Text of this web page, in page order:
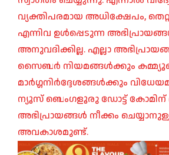
വ്യക്തിപരമായ അധിക്ഷേപം,
എന്നിവ ഉൾപ്പെടുന്ന
അനുവദിക്കില്ല. എല്ലാ
സൈബർ നിയമങ്ങൾക്കും
മാർഗ്ഗനിർദ്ദേശങ്ങൾക്കും
ന്യൂസ് ബെംഗളൂരു ഡോട്ട്
അഭിപ്രായങ്ങൾ നീക്കം
അവകാശമുണ്ട്.